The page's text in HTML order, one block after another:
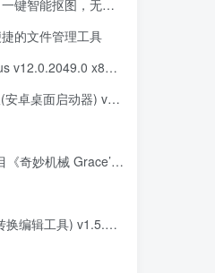
抠图换背景 v3.2.6.304 一键智能抠图，无须任何P图技巧，解锁会员版
的文件管理工具
ESET Endpoint Antivirus v12.0.2049.0 x86 & x64 特别版(04.05)
Smart Launcher安卓版(安卓桌面启动器) v6.5 b007 Patch1 修改版
BBC儿童STEM科普节目《奇妙机械 Grace’s Amazing Machines (1-4季) 》
ImageConverter(图像转换编辑工具) v1.5.0 多语便携版